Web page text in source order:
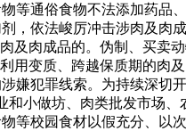
等通俗食物不法添加药品
依法峻厉冲击涉肉及肉
及肉成品的。伪制、买卖
用变质、跨越保质期的肉
嫌犯罪线索。为持续深切
小做坊、肉类批发市场
等校园食材以假充分、以